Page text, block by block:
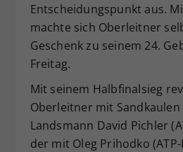
Entscheidungspunkt aus.
machte sich Oberleitner
Geschenk zu seinem 24.
Freitag.
Mit seinem Halbfinalsieg
Oberleitner mit
Landsmann David Pichler
der mit Oleg Prihodko